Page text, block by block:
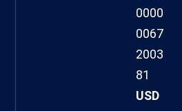
0000
0067
2003
81
USD